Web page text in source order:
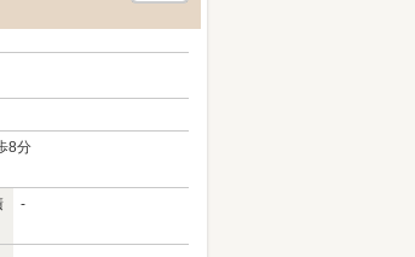
8分
-